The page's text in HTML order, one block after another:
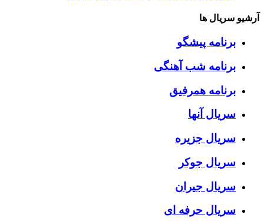
آرشیو سریال ها
برنامه پیشگو
برنامه شب آهنگی
برنامه همرفیق
سریال آنها
سریال جزیره
سریال جوکر
سریال جیران
سریال حرفه ای